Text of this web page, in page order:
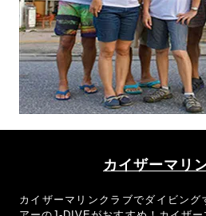
カイザーマリ
カイザーマリンクラブでダイビン